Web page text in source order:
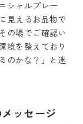
シャルプレー
見えるお品物で
の場でご確認い
境を整えており
のかな？」と迷
ッセージ